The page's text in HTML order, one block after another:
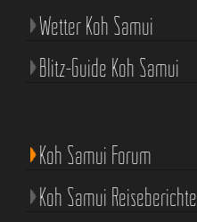
Wetter Koh Samui
Blitz-Guide Koh Samui
Koh Samui Forum
Koh Samui Reiseberichte